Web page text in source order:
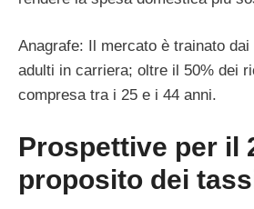
Anagrafe: Il mercato è trainato dai
adulti in carriera; oltre il 50% dei
compresa tra i 25 e i 44 anni.
Prospettive per il
proposito dei